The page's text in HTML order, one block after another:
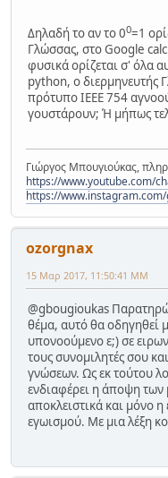
Δηλαδή το αν το 00=1
Γλώσσας, στο Google
φυσικά ορίζεται σ' όλα
python, ο διερμηνευτής
πρότυπο IEEE 754
γουστάρουν; Ή μήπως
Γιώργος Μπουγιούκας,
https://www.youtube.com/
https://
ozorgnax
15 Μαρ 2017, 11:50:41 ΜΜ
@gbougioukas
θέμα, αυτό θα οδηγηθεί
υπονοούμενο ε;) σε
τους συνομιλητές σου
γνώσεων. Ως εκ τούτου
ενδιαφέρει η άποψη
αποκλειστικά και μόνο
εγωισμού. Με μια λέξη